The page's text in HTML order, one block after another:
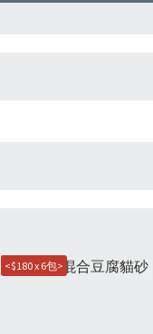
<$180 x 6包>